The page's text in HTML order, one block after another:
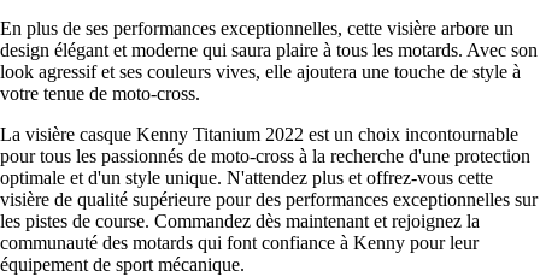
En plus de ses performances exceptionnelles, cette visière arbore un
design élégant et moderne qui saura plaire à tous les motards. Avec son
look agressif et ses couleurs vives, elle ajoutera une touche de style à
votre tenue de moto-cross.
La visière casque Kenny Titanium 2022 est un choix incontournable
pour tous les passionnés de moto-cross à la recherche d'une protection
optimale et d'un style unique. N'attendez plus et offrez-vous cette
visière de qualité supérieure pour des performances exceptionnelles sur
les pistes de course. Commandez dès maintenant et rejoignez la
communauté des motards qui font confiance à Kenny pour leur
équipement de sport mécanique.